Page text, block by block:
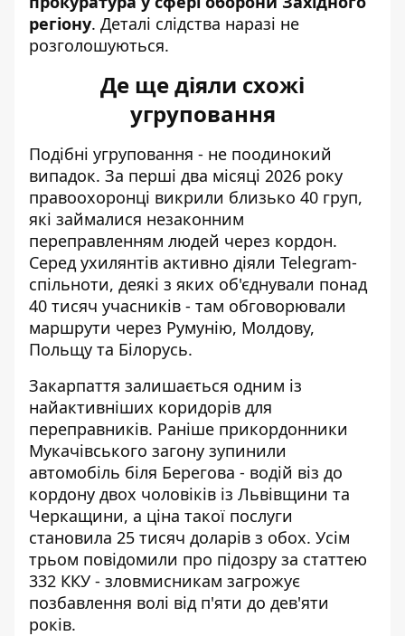
регіону. Деталі слідства наразі не
розголошуються.
Де ще діяли схожі
угруповання
Подібні угруповання - не поодинокий
випадок. За перші два місяці 2026 року
правоохоронці викрили близько 40 груп,
які займалися незаконним
переправленням людей через кордон.
Серед ухилянтів активно діяли Telegram-
спільноти, деякі з яких об'єднували понад
40 тисяч учасників - там обговорювали
маршрути через Румунію, Молдову,
Польщу та Білорусь.
Закарпаття залишається одним із
найактивніших коридорів для
переправників. Раніше прикордонники
Мукачівського загону зупинили
автомобіль біля Берегова - водій віз до
кордону двох чоловіків із Львівщини та
Черкащини, а ціна такої послуги
становила 25 тисяч доларів з обох. Усім
трьом повідомили про підозру за статтею
332 ККУ - зловмисникам загрожує
позбавлення волі від п'яти до дев'яти
років.